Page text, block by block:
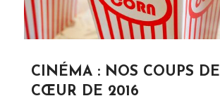
CINÉMA : NOS COUPS DE
CŒUR DE 2016